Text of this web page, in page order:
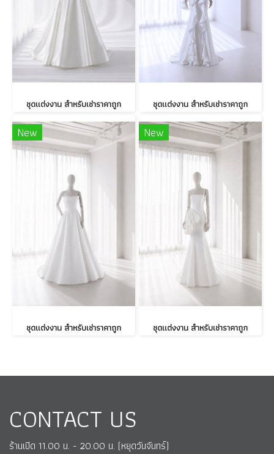
ชุดแต่งงาน สำหรับเช่าราคาถูก ชุดแต่งงาน สำหรับเช่าราคาถูก
New
ชุดแต่งงาน สำหรับเช่าราคาถูก
New
ชุดแต่งงาน สำหรับเช่าราคาถูก
CONTACT US
ร้านเปิด 11.00 น. - 20.00 น. (หยุดวันจันทร์)